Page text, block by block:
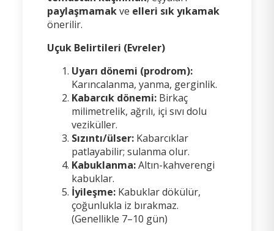
paylaşmamakve elleri sık yıkamak
önerilir.
Uçuk Belirtileri (Evreler)
Uyarı dönemi (prodrom):
Karıncalanma, yanma, gerginlik.
Kabarcık dönemi:Birkaç
milimetrelik, ağrılı, içi sıvı dolu
veziküller.
Sızıntı/ülser:Kabarcıklar
patlayabilir; sulanma olur.
Kabuklanma:Altın-kahverengi
kabuklar.
İyileşme:Kabuklar dökülür,
çoğunlukla iz bırakmaz.
(Genellikle 7–10 gün)